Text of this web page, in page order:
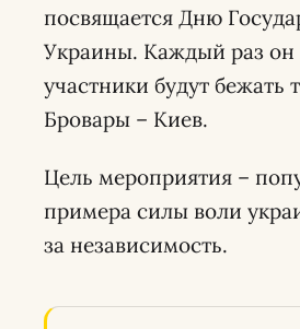
посвящается Дню
Украины. Каждый раз он
участники будут
Бровары – Киев.
Цель мероприятия –
примера силы воли
за независимость.